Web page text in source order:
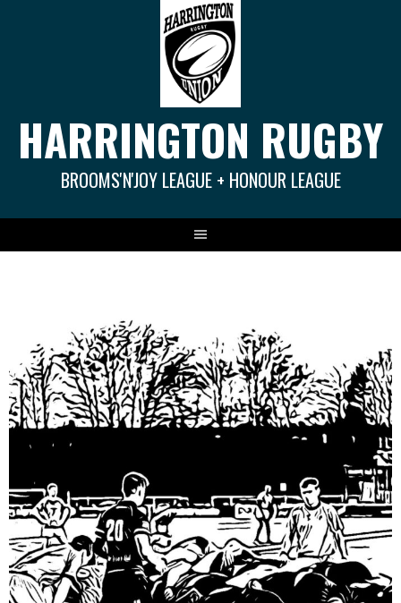
HARRINGTON RUGBY
BROOMS'N'JOY LEAGUE + HONOUR LEAGUE